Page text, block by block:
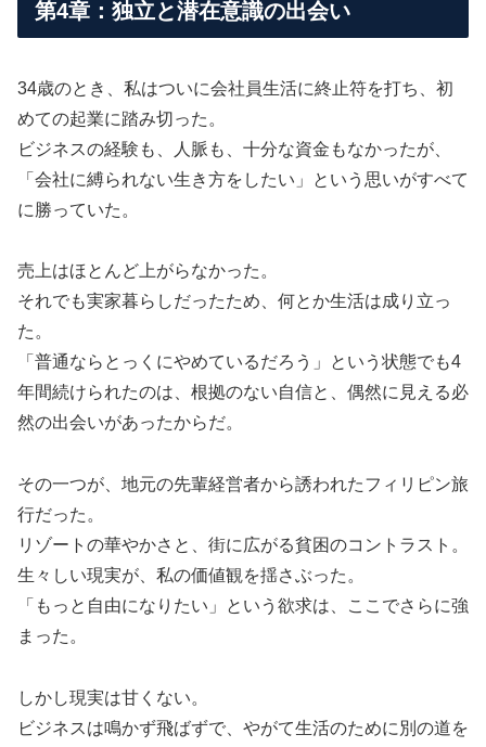
第4章：独立と潜在意識の出会い
34歳のとき、私はついに会社員生活に終止符を打ち、初
めての起業に踏み切った。
ビジネスの経験も、人脈も、十分な資金もなかったが、
「会社に縛られない生き方をしたい」という思いがすべて
に勝っていた。
売上はほとんど上がらなかった。
それでも実家暮らしだったため、何とか生活は成り立っ
た。
「普通ならとっくにやめているだろう」という状態でも4
年間続けられたのは、根拠のない自信と、偶然に見える必
然の出会いがあったからだ。
その一つが、地元の先輩経営者から誘われたフィリピン旅
行だった。
リゾートの華やかさと、街に広がる貧困のコントラスト。
生々しい現実が、私の価値観を揺さぶった。
「もっと自由になりたい」という欲求は、ここでさらに強
まった。
しかし現実は甘くない。
ビジネスは鳴かず飛ばずで、やがて生活のために別の道を